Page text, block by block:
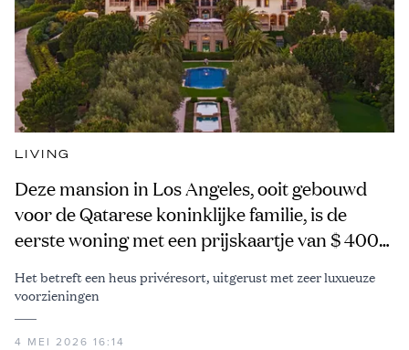
LIVING
Deze mansion in Los Angeles, ooit gebouwd
voor de Qatarese koninklijke familie, is de
eerste woning met een prijskaartje van $ 400
Het betreft een heus privéresort, uitgerust met zeer luxueuze
voorzieningen
4 MEI 2026 16:14